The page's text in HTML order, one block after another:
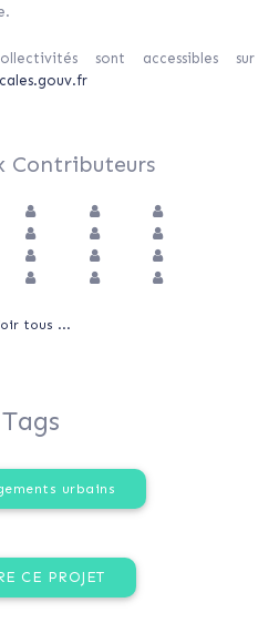
sont accessibles sur
Contributeurs
tous ...
Tags
urbains